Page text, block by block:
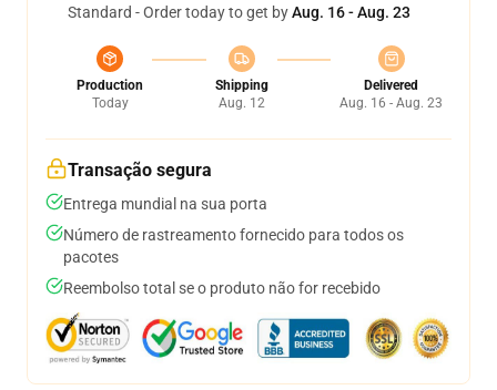
Standard - Order today to get byAug. 16 - Aug. 23
Production
Today
Shipping
Aug. 12
Delivered
Aug. 16 - Aug. 23
Transação segura
Entrega mundial na sua porta
Número de rastreamento fornecido para todos os
pacotes
Reembolso total se o produto não for recebido